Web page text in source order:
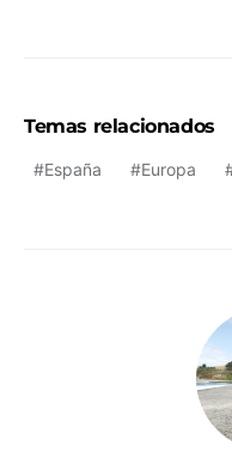
Temas relacionados
España Europa